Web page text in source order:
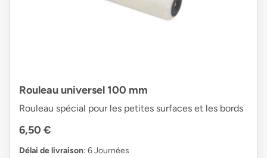
Rouleau universel 100 mm
Rouleau spécial pour les petites surfaces et les bords
6,50 €
Délai de livraison: 6 Journées